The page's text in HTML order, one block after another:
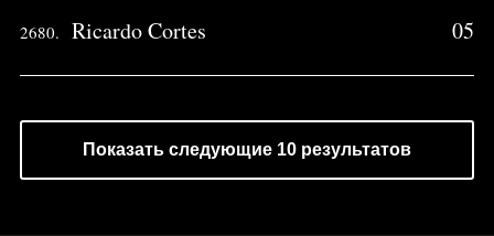
2680. Ricardo Cortes 05
Показать следующие 10 результатов